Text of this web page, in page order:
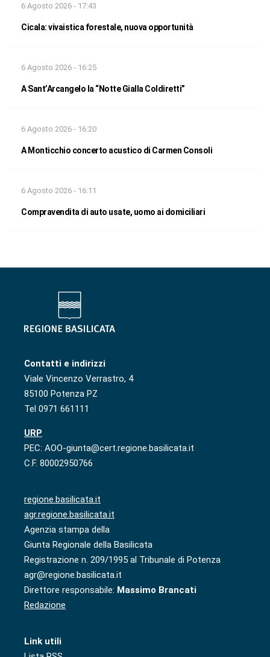
6 Agosto 2026 - 17:43
Cicala: vivaistica forestale, nuova opportunità
6 Agosto 2026 - 16:25
A Sant’Arcangelo la “Notte Gialla Coldiretti”
6 Agosto 2026 - 16:20
A Monticchio concerto acustico di Carmen Consoli
6 Agosto 2026 - 16:11
Compravendita di auto usate, uomo ai domiciliari
Contatti e indirizzi
Viale Vincenzo Verrastro, 4
85100 Potenza PZ
Tel 0971 661111
URP
PEC: AOO-giunta@cert.regione.basilicata.it
C.F. 80002950766
regione.basilicata.it
agr.regione.basilicata.it
Agenzia stampa della
Giunta Regionale della Basilicata
Registrazione n. 209/1995 al Tribunale di Potenza
agr@regione.basilicata.it
Direttore responsabile: Massimo Brancati
Redazione
Link utili